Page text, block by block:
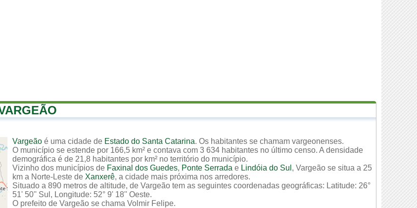
Vargeão é uma cidade de Estado do Santa Catarina. Os habitantes se chamam vargeonenses.
O município se estende por 166,5 km² e contava com 3 634 habitantes no último censo. A densidade
demográfica é de 21,8 habitantes por km² no território do município.
Vizinho dos municípios de Faxinal dos Guedes, Ponte Serrada e Lindóia do Sul , Vargeão se situa a 25
km a Norte-Leste de Xanxerê, a cidade mais próxima nos arredores.
Situado a 890 metros de altitude, de Vargeão tem as seguintes coordenadas geográficas: Latitude: 26°
51' 50'' Sul, Longitude: 52° 9' 18'' Oeste.
O prefeito de Vargeão se chama Volmir Felipe.